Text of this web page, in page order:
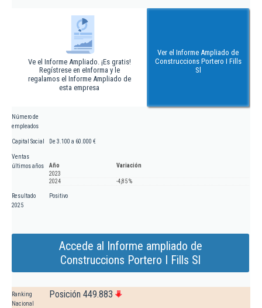
Ve el Informe Ampliado. ¡Es gratis!
Regístrese en eInforma y le
regalamos el Informe Ampliado de
esta empresa
Ver el Informe Ampliado de
Construccions Portero I Fills
Sl
Número de
empleados
Capital Social De 3.100 a 60.000 €
Ventas
últimos años
Año
Variación
2023
2024
-4,85 %
Resultado
2025
Positivo
Accede al Informe ampliado de
Construccions Portero I Fills Sl
Ranking
Nacional
Posición 449.883